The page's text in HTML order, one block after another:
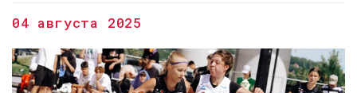
04 августа 2025